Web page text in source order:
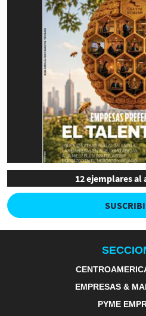
12 ejemplares al
EMPRESAS &
PYME